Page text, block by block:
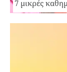
7 μικρές